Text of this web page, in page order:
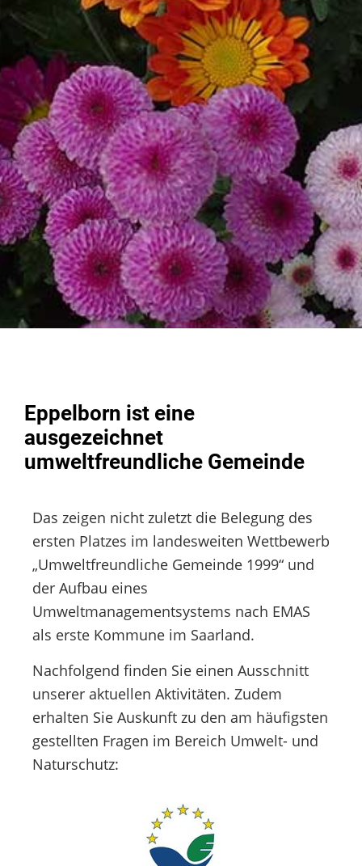
Eppelborn ist eine
ausgezeichnet
umweltfreundliche Gemeinde
Das zeigen nicht zuletzt die Belegung des
ersten Platzes im landesweiten Wettbewerb
„Umweltfreundliche Gemeinde 1999“ und
der Aufbau eines
Umweltmanagementsystems nach EMAS
als erste Kommune im Saarland.
Nachfolgend finden Sie einen Ausschnitt
unserer aktuellen Aktivitäten. Zudem
erhalten Sie Auskunft zu den am häufigsten
gestellten Fragen im Bereich Umwelt- und
Naturschutz: